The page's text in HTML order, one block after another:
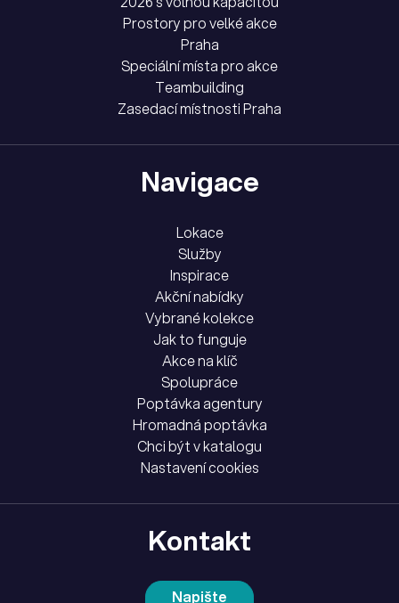
Prostory pro velké akce
Praha
Speciální místa pro akce
Teambuilding
Zasedací místnosti Praha
Navigace
Lokace
Služby
Inspirace
Akční nabídky
Vybrané kolekce
Jak to funguje
Akce na klíč
Spolupráce
Poptávka agentury
Hromadná poptávka
Chci být v katalogu
Nastavení cookies
Kontakt
Napište